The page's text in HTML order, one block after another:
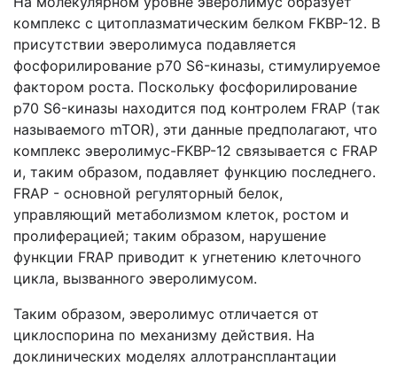
комплекс с цитоплазматическим белком FKBP-12. В
присутствии эверолимуса подавляется
фосфорилирование р70 S6-киназы, стимулируемое
фактором роста. Поскольку фосфорилирование
р70 S6-киназы находится под контролем FRAP (так
называемого mTOR), эти данные предполагают, что
комплекс эверолимус-FKBP-12 связывается с FRAP
и, таким образом, подавляет функцию последнего.
FRAP - основной регуляторный белок,
управляющий метаболизмом клеток, ростом и
пролиферацией; таким образом, нарушение
функции FRAP приводит к угнетению клеточного
цикла, вызванного эверолимусом.
Таким образом, эверолимус отличается от
циклоспорина по механизму действия. На
доклинических моделях аллотрансплантации